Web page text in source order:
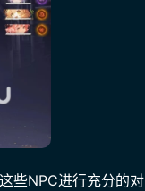
些NPC进行充分的对